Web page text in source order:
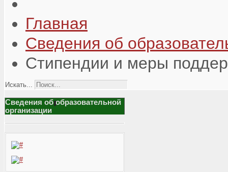
Главная
Сведения об
Стипендии и меры
Искать...
Сведения об образовательной
организации